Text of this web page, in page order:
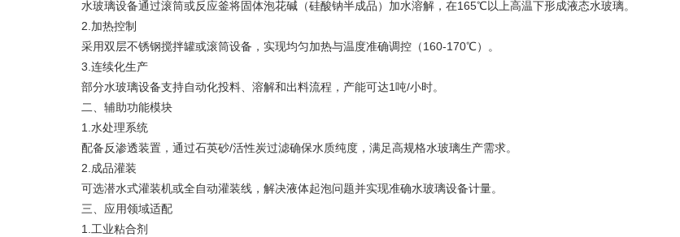
水玻璃设备通过滚筒或反应釜将固体泡花碱（硅酸钠半成品）加水溶解，在165℃以上高温下形成液态水玻璃。
2‌.加热控制‌
采用双层不锈钢搅拌罐或滚筒设备，实现均匀加热与温度准确调控（160-170℃）。
3‌.连续化生产‌
部分水玻璃设备支持自动化投料、溶解和出料流程，产能可达1吨/小时。
二、辅助功能模块
1‌.水处理系统‌
配备反渗透装置，通过石英砂/活性炭过滤确保水质纯度，满足高规格水玻璃生产需求。
2‌.成品灌装‌
可选潜水式灌装机或全自动灌装线，解决液体起泡问题并实现准确水玻璃设备计量。
三、应用领域适配
1‌.工业粘合剂‌